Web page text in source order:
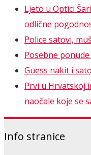
Ljeto u Optici
odlične
Police satovi,
Posebne
Guess nakit i
Prvi u Hrvatskoj
naočale koje se
Info stranice